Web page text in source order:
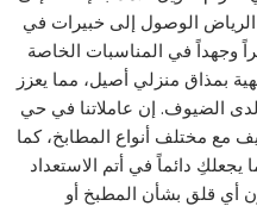
الوصول إلى خبيرات في
وجهداً في المناسبات الخاصة
بمذاق منزلي أصيل، مما يعزز
لدى الضيوف. إن عاملاتنا في حي
مع مختلف أنواع المطابخ، كما
يجعلكِ دائماً في أتم الاستعداد
أي قلق بشأن المطبخ أو